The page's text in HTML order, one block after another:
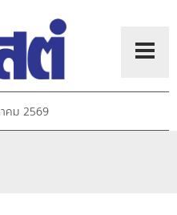
คม 2569